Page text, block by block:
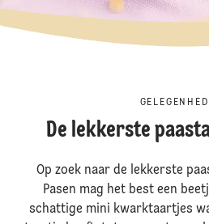
De lekkerste
Op zoek naar de lekkerste
Pasen mag het best een
schattige mini kwarktaartjes